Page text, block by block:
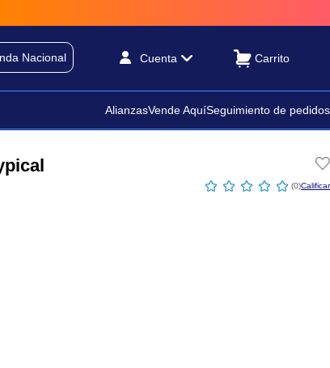
Nacional Cuenta
AlianzasVende AquíSeguimiento de pedidos
☆ ☆ ☆ ☆ ☆ (0)